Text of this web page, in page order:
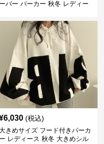
ーバー パーカー 秋冬 レディー
6,030 (税込)
大きめサイズ フード付きパーカ
ー レディース 秋冬 大きめシル